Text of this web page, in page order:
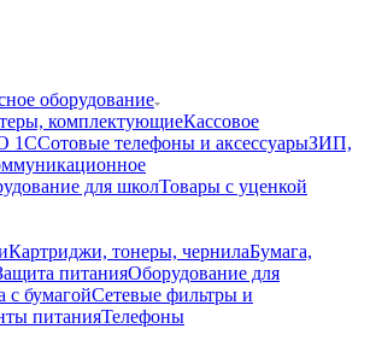
оборудование
комплектующиеКассовое
1ССотовые телефоны и аксессуарыЗИП,
для школТовары с уценкой
Картриджи, тонеры, чернилаБумага,
питанияОборудование для
с бумагойСетевые фильтры и
питанияТелефоны